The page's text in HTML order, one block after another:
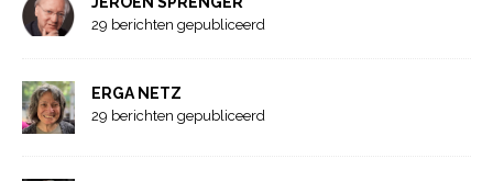
29 berichten gepubliceerd
ERGA NETZ
29 berichten gepubliceerd